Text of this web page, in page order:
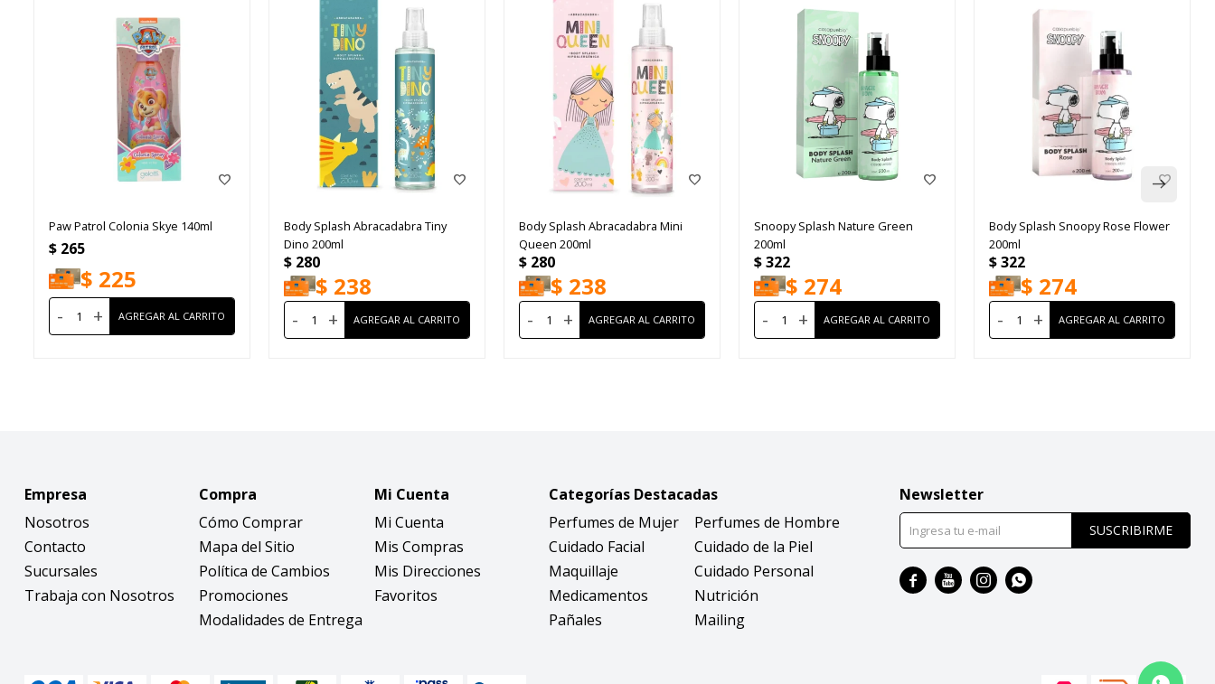
Paw Patrol Colonia Skye 140ml
$ 265
$ 225
- +
Body Splash Abracadabra Tiny
Dino 200ml
$ 280
$ 238
- +
Body Splash Abracadabra Mini
Queen 200ml
$ 280
$ 238
- +
Snoopy Splash Nature Green
200ml
$322
$ 274
- +
Body Splash Snoopy Rose Flower
200ml
$322
$ 274
- +
Empresa
Nosotros
Contacto
Sucursales
Trabaja con Nosotros
Compra
Cómo Comprar
Mapa del Sitio
Política de Cambios
Promociones
Modalidades de Entrega
Mi Cuenta
Mi Cuenta
Mis Compras
Mis Direcciones
Favoritos
Categorías Destacadas
Perfumes de Mujer
Perfumes de Hombre
Cuidado Facial
Cuidado de la Piel
Maquillaje
Cuidado Personal
Medicamentos
Nutrición
Pañales
Mailing
Newsletter
SUSCRIBIRME
   